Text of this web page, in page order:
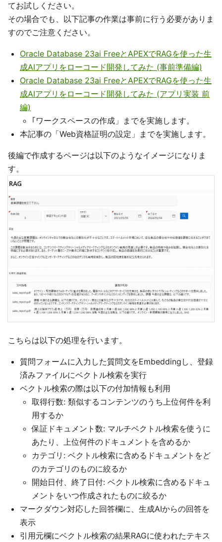
てお試しください。
その場合でも、以下記事の作業は事前に行う必要がありま
すのでご注意ください。
Oracle Database 23ai FreeとAPEXでRAGを使った生
成AIアプリをローコード開発してみた (事前準備編)
Oracle Database 23ai FreeとAPEXでRAGを使った生
成AIアプリをローコード開発してみた (アプリ実装 前
編)
｢ワークスペースの作成」までを実施します。
本記事の「Web資格証明の設定」までを実施します。
後編で作成するページは以下のようなイメージになりま
す。
こちらは以下の処理を行います。
質問フォームに入力した質問文をEmbeddingし、登録
済みファイルにベクトル検索を実行
ベクトル検索の際は以下の付加情報も利用
取得行数: 類似するコンテンツのうち上位何件を利
用するか
保証ドキュメント数: マルチベクトル検索を使うに
あたり、上位何件のドキュメントを含めるか
カテゴリ: ベクトル検索に含めるドキュメントをど
のカテゴリのものに絞るか
開始日付、終了日付: ベクトル検索に含めるドキュ
メントをいつ作成されたものに絞るか
マークダウン対応した回答欄に、生成AIからの回答を
表示
引用元欄にベクトル検索の結果RAGに使われたテキス